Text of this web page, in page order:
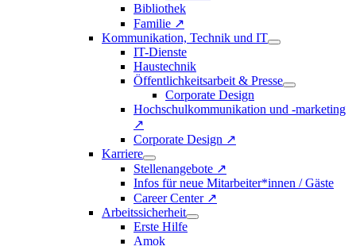
Bibliothek
Familie ↗
Kommunikation, Technik und IT
IT-Dienste
Haustechnik
Öffentlichkeitsarbeit & Presse
Corporate Design
Hochschulkommunikation und -marketing
↗
Corporate Design ↗
Karriere
Stellenangebote ↗
Infos für neue Mitarbeiter*innen / Gäste
Career Center ↗
Arbeitssicherheit
Erste Hilfe
Amok